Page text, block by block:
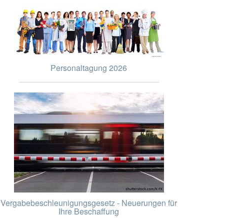
Personaltagung 2026
Vergabebeschleunigungsgesetz - Neuerungen für
Ihre Beschaffung